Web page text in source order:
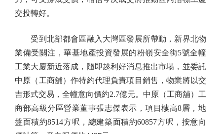
交投轉好。
受到北部都會區融入大灣區發展所帶動，新界北物
業備受關注，華基地產投資發展的粉嶺安全街5號全幢
工業大廈新近落成，隨即趁利好消息推出市場，並委託
中原（工商舖）作特約代理負責項目銷售，物業將以交
吉形式交易，全幢意向價約2.7億元。中原（工商舖）工
商部高級分區營業董事張志傑表示，項目樓高8層，地
盤面積約8514方呎，總建築面積約60857方呎，按意向